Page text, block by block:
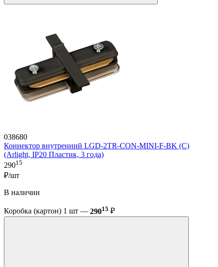
038680
Коннектор внутренний LGD-2TR-CON-MINI-F-BK (C)
(Arlight, IP20 Пластик, 3 года)
29015
₽/шт
В наличии
Коробка (картон) 1 шт — 29015 ₽